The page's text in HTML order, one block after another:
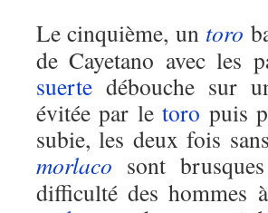
Le cinquième, un toro
de Cayetano avec les
suerte débouche sur
évitée par letoro puis
subie, les deux fois
morlaco sont
difficulté des hommes